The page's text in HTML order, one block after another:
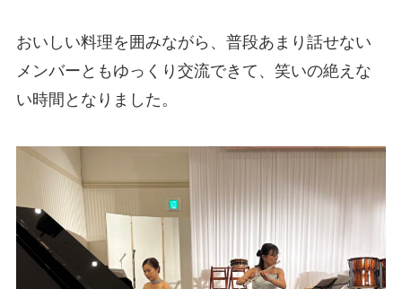
おいしい料理を囲みながら、普段あまり話せない
メンバーともゆっくり交流できて、笑いの絶えな
い時間となりました。